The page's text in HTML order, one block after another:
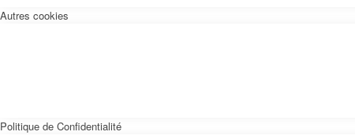
Autres cookies
Politique de Confidentialité